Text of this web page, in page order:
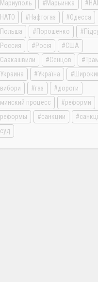
Мариуполь
Марьинка
НАТО
Нафтогаз
Одесса
Польша
Порошенко
Россия
Росія
США
Саакашвили
Сенцов
Украина
Україна
вибори
газ
дороги
минский процесс
реформи
реформы
санкции
суд